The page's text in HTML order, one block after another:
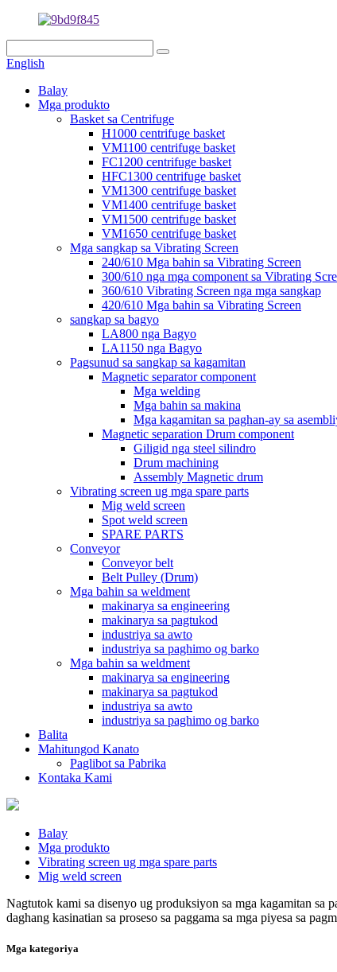
English
Balay
Mga produkto
Basket sa Centrifuge
H1000 centrifuge basket
VM1100 centrifuge basket
FC1200 centrifuge basket
HFC1300 centrifuge basket
VM1300 centrifuge basket
VM1400 centrifuge basket
VM1500 centrifuge basket
VM1650 centrifuge basket
Mga sangkap sa Vibrating Screen
240/610 Mga bahin sa Vibrating Screen
300/610 nga mga component sa Vibrating
360/610 Vibrating Screen nga mga sangkap
420/610 Mga bahin sa Vibrating Screen
sangkap sa bagyo
LA800 nga Bagyo
LA1150 nga Bagyo
Pagsunud sa sangkap sa kagamitan
Magnetic separator component
Mga welding
Mga bahin sa makina
Mga kagamitan sa paghan-ay sa
Magnetic separation Drum component
Giligid nga steel silindro
Drum machining
Assembly Magnetic drum
Vibrating screen ug mga spare parts
Mig weld screen
Spot weld screen
SPARE PARTS
Conveyor
Conveyor belt
Belt Pulley (Drum)
Mga bahin sa weldment
makinarya sa engineering
makinarya sa pagtukod
industriya sa awto
industriya sa paghimo og barko
Mga bahin sa weldment
makinarya sa engineering
makinarya sa pagtukod
industriya sa awto
industriya sa paghimo og barko
Balita
Mahitungod Kanato
Paglibot sa Pabrika
Kontaka Kami
Balay
Mga produkto
Vibrating screen ug mga spare parts
Mig weld screen
Nagtutok kami sa disenyo ug produksiyon sa mga kagamitan sa
daghang kasinatian sa proseso sa paggama sa mga piyesa sa
Mga kategoriya